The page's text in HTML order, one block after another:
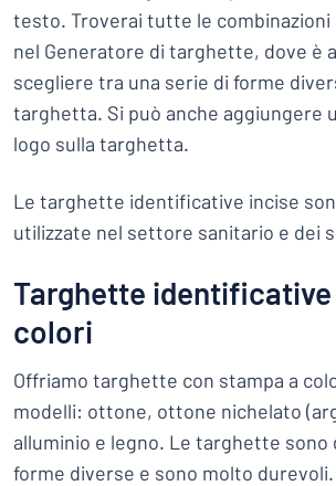
testo. Troverai tutte le combinazioni
nel Generatore di targhette, dove è
scegliere tra una serie di forme
targhetta. Si può anche aggiungere
logo sulla targhetta.
Le targhette identificative incise
utilizzate nel settore sanitario e dei
Targhette
colori
Offriamo targhette con stampa a
modelli: ottone, ottone nichelato
alluminio e legno. Le targhette sono
forme diverse e sono molto